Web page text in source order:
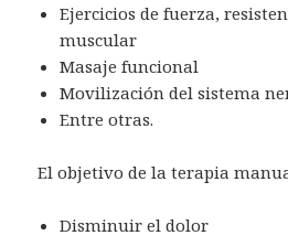
Ejercicios de fuerza,
muscular
Masaje funcional
Movilización del sistema
Entre otras.
El objetivo de la terapia
Disminuir el dolor